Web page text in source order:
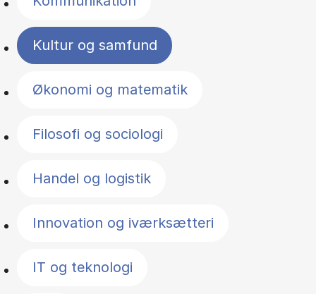
Kultur og samfund
Økonomi og matematik
Filosofi og sociologi
Handel og logistik
Innovation og iværksætteri
IT og teknologi